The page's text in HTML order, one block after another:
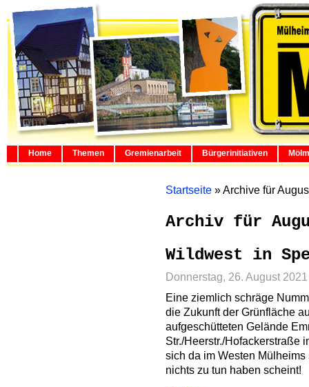
Home Themen Gremienarbeit Bürgerinitiativen
Startseite »Archive für
Archiv für
Wildwest in
Donnerstag, 26. August 2021
Eine ziemlich schräge
die Zukunft der Grünfläche
aufgeschütteten Gelände
Str./Heerstr./Hofackerstraße
sich da im Westen
nichts zu tun haben scheint!